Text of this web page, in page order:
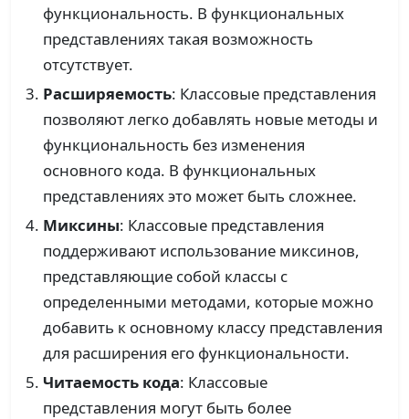
функциональность. В функциональных
представлениях такая возможность
отсутствует.
Расширяемость: Классовые представления
позволяют легко добавлять новые методы и
функциональность без изменения
основного кода. В функциональных
представлениях это может быть сложнее.
Миксины: Классовые представления
поддерживают использование миксинов,
представляющие собой классы с
определенными методами, которые можно
добавить к основному классу представления
для расширения его функциональности.
Читаемость кода: Классовые
представления могут быть более